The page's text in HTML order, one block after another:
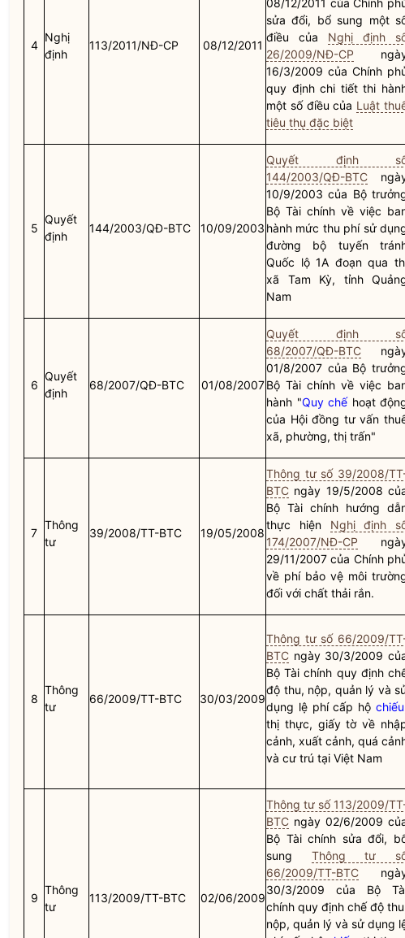
4
Nghị
định
113/2011/NĐ-CP 08/12/2011
08/12/2011 của Chính
sửa đổi, bổ sung một
điều của Nghị định
26/2009/NĐ-CP
16/3/2009 của Chính
quy định chi tiết thi
một số điều của Luật
tiêu thụ đặc biệt
5
Quyết
định
144/2003/QĐ-BTC 10/09/2003
Quyết định
144/2003/QĐ-BTC
10/9/2003 của Bộ
Bộ Tài chính về việc
hành mức thu phí sử
đường bộ tuyến
Quốc lộ 1A đoạn qua
xã Tam Kỳ, tỉnh
Nam
6
Quyết
định
68/2007/QĐ-BTC 01/08/2007
Quyết định
68/2007/QĐ-BTC
01/8/2007 của Bộ
Bộ Tài chính về việc
hành "Quy chếhoạt
của Hội đồng tư vấn
xã, phường, thị trấn"
7
Thông
tư
39/2008/TT-BTC 19/05/2008
Thông tư số 39/2008/
BTC ngày 19/5/2008
Bộ Tài chính hướng
thực hiện Nghị định
174/2007/NĐ-CP
29/11/2007 của Chính
về phí bảo vệ môi
đối với chất thải rắn.
8
Thông
tư
66/2009/TT-BTC 30/03/2009
Thông tư số 66/2009/
BTC ngày 30/3/2009
Bộ Tài chính quy định
độ thu, nộp, quản lý và
dụng lệ phí cấp hộ chiếu
thị thực, giấy tờ về
cảnh, xuất cảnh, quá
và cư trú tại Việt Nam
9
Thông
tư
113/2009/TT-BTC 02/06/2009
Thông tư số 113/2009/
BTC ngày 02/6/2009
Bộ Tài chính sửa đổi,
sung Thông tư
66/2009/TT-BTC
30/3/2009 của Bộ
chính quy định chế độ
nộp, quản lý và sử dụng